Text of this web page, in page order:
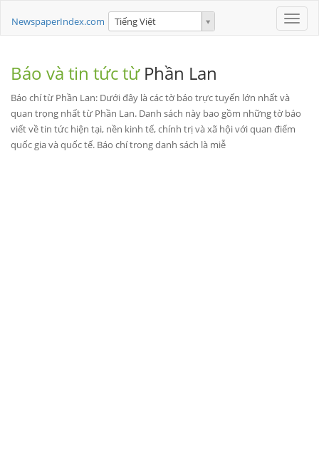
Toggle
NewspaperIndex.com Tiếng Việt
Báo và tin tức từ Phần Lan
Báo chí từ Phần Lan: Dưới đây là các tờ báo trực tuyến lớn nhất và
quan trọng nhất từ Phần Lan. Danh sách này bao gồm những tờ báo
viết về tin tức hiện tại, nền kinh tế, chính trị và xã hội với quan điểm
quốc gia và quốc tế. Báo chí trong danh sách là miễ